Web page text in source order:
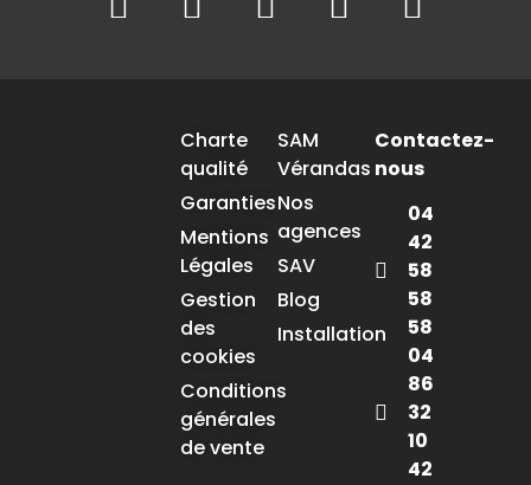
Charte
qualité
Garanties
Mentions
Légales
Gestion
des
cookies
Conditions
générales
de vente
SAM
Vérandas
Nos
agences
SAV
Blog
Installation
Contactez-
nous
04
42
58
58
58
04
86
32
10
42